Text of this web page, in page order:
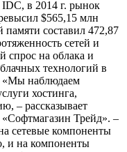
в 2014 г. рынок
$565,15 млн
памяти составил 472,87
сетей и
на облака и
технологий в
«Мы наблюдаем
хостинга,
– рассказывает
Трейд». –
сетевые компоненты
и на компоненты